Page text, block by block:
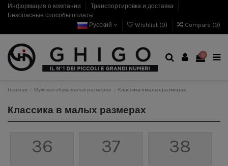
Информация о компании
Транспортировка и доставка
Безопасные способы оплаты
Русский
Wishlist (0) Compare (0)
0
Главная Мужская обувь малых размеров Классика в малых размерах
Классика в малых размерах
36 37 38